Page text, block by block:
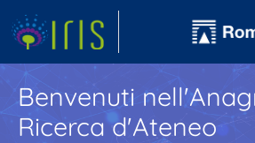
Benvenuti
Ricerca d'Ateneo